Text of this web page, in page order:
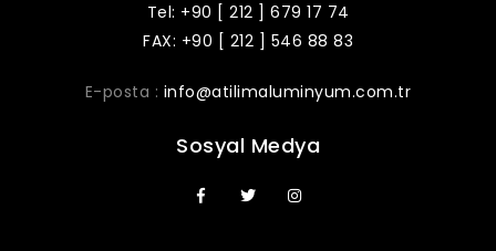
Tel: +90 [ 212 ] 679 17 74
FAX: +90 [ 212 ] 546 88 83
E-posta : info@atilimaluminyum.com.tr
Sosyal Medya